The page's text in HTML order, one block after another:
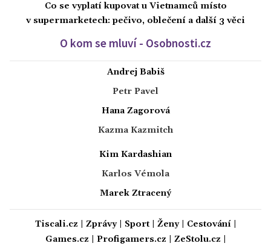
Co se vyplatí kupovat u Vietnamců místo
v supermarketech: pečivo, oblečení a další 3 věci
O kom se mluví - Osobnosti.cz
Andrej Babiš
Petr Pavel
Hana Zagorová
Kazma Kazmitch
Kim Kardashian
Karlos Vémola
Marek Ztracený
Tiscali.cz Zprávy| Sport| Ženy| Cestování|
Games.cz
Profigamers.cz ZeStolu.cz